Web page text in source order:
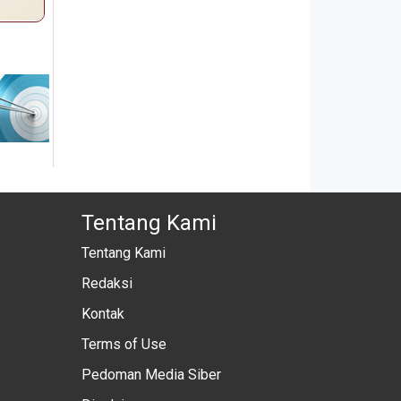
Tentang Kami
Tentang Kami
Redaksi
Kontak
Terms of Use
Pedoman Media Siber